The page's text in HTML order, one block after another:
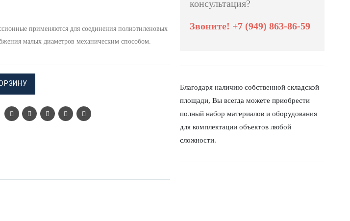
применяются для соединения полиэтиленовых
малых диаметров механическим способом.
консультация?
Звоните! +7 (949) 863-86-59
Благодаря наличию собственной складской
площади, Вы всегда можете приобрести
полный набор материалов и оборудования
для комплектации объектов любой
сложности.